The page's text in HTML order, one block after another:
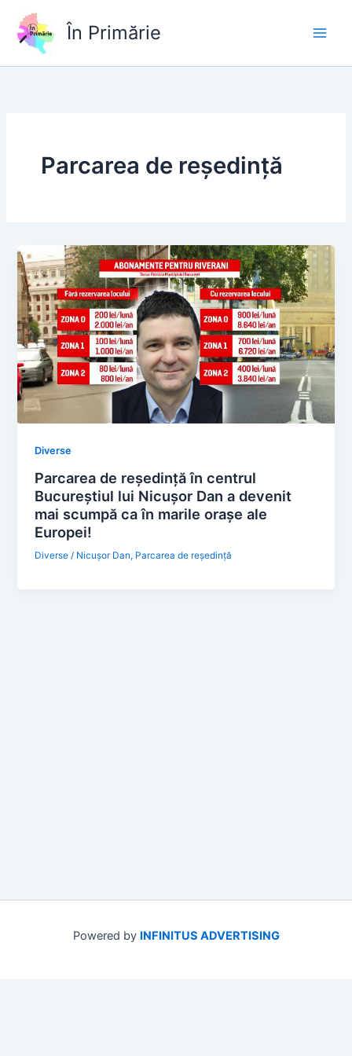
content
În Primărie
Parcarea de reședință
Diverse
Parcarea de reședință în centrul
Bucureștiul lui Nicușor Dan a devenit
mai scumpă ca în marile orașe ale
Europei!
Diverse / Nicușor Dan, Parcarea de reședință
Powered by INFINITUS ADVERTISING